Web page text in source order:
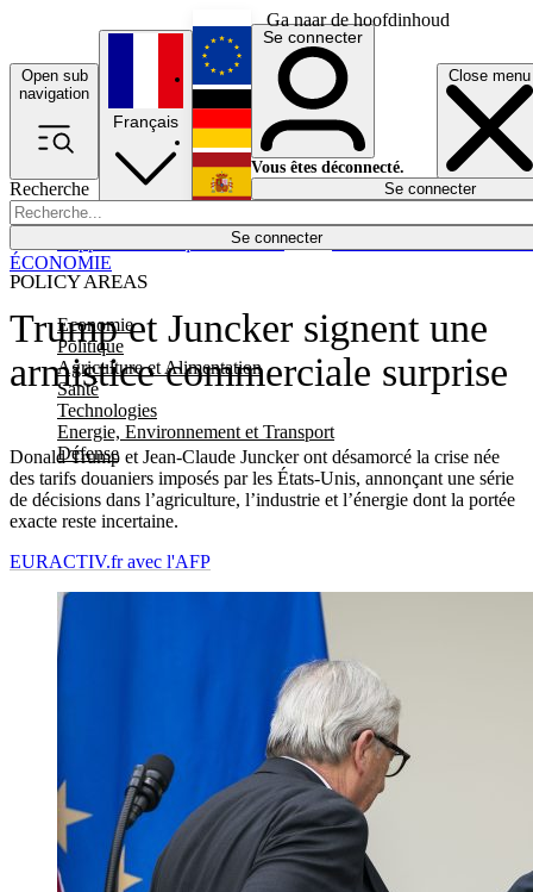
Ga naar de hoofdinhoud
Open sub
navigation
Close menu
Recherche
Se connecter
POLICY AREAS
Economie
Politique
Agriculture et Alimentation
Santé
Technologies
Energie, Environnement et Transport
Défense
Économie
Français
English
Deutsch
Español
Se connecter
Vous êtes déconnecté.
Se connecter
Trump et Juncker signent une
armistice commerciale surprise
Donald Trump et Jean-Claude Juncker ont désamorcé la crise née
des tarifs douaniers imposés par les États-Unis, annonçant une série
de décisions dans l’agriculture, l’industrie et l’énergie dont la portée
exacte reste incertaine.
ÉCONOMIE
EURACTIV.fr avec l'AFP